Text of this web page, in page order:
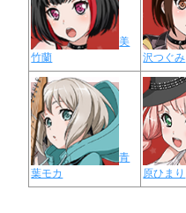
美
竹蘭
沢つぐみ
青
葉モカ
原ひまり